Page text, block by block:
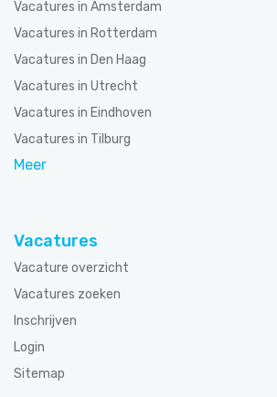
Vacatures in Amsterdam
Vacatures in Rotterdam
Vacatures in Den Haag
Vacatures in Utrecht
Vacatures in Eindhoven
Vacatures in Tilburg
Meer
Vacatures
Vacature overzicht
Vacatures zoeken
Inschrijven
Login
Sitemap